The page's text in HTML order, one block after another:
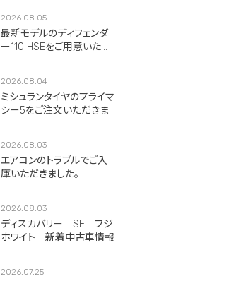
2026.08.05
最新モデルのディフェンダ
ー110 HSEをご用意いただ
2026.08.04
ミシュランタイヤのプライマ
シー5をご注文いただきま
2026.08.03
エアコンのトラブルでご入
庫いただきました。
2026.08.03
ディスカバリー SE フジ
ホワイト 新着中古車情報
2026.07.25